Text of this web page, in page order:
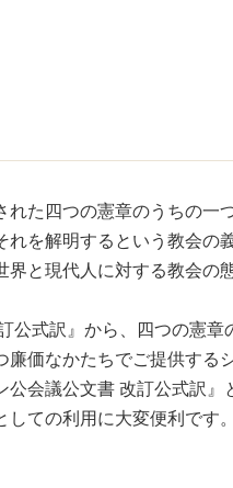
た四つの憲章のうちの一
れを解明するという教会の
と現代人に対する教会の
式訳』から、四つの憲章
廉価なかたちでご提供する
会議公文書 改訂公式訳』
ての利用に大変便利です。